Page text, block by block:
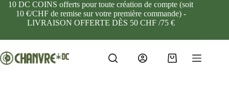
10 DC COINS offerts pour toute création de compte (soit
10 €/CHF de remise sur votre première commande) -
LIVRAISON OFFERTE DÈS 50 CHF /75 €